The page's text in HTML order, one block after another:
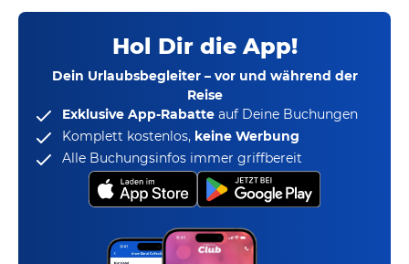
Hol Dir die App!
Dein Urlaubsbegleiter – vor und während der
Reise
Exklusive App-Rabatte auf Deine Buchungen
Komplett kostenlos, keine Werbung
Alle Buchungsinfos immer griffbereit